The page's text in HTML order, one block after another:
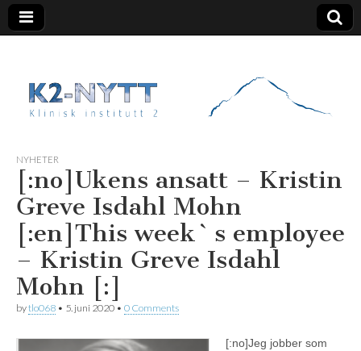
K2 Nytt
NYHETER
[:no]Ukens ansatt – Kristin
Greve Isdahl Mohn
[:en]This week`s employee
– Kristin Greve Isdahl
Mohn [:]
bytlo068 • 5. juni 2020 • 0 Comments
[:no]Jeg jobber som